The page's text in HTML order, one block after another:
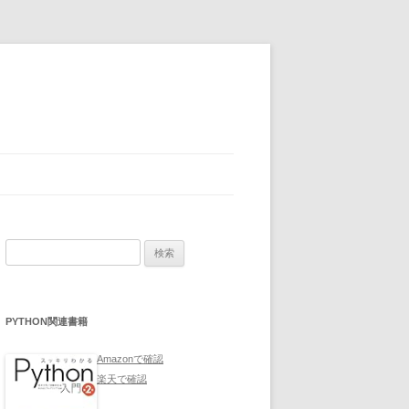
PYTHON関連書籍
Amazonで確認
楽天で確認